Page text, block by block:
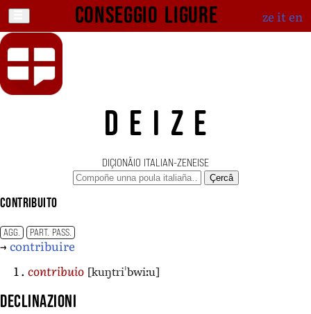
Conseggio ligure ze iten
DEIZE
DIÇIONÄIO ITALIAN-ZENEISE
Çercâ
contribuito
AGG. PART. PASS.
→ contribuire
contribuio [kuŋtriˈbwiːu]
Declinazioni